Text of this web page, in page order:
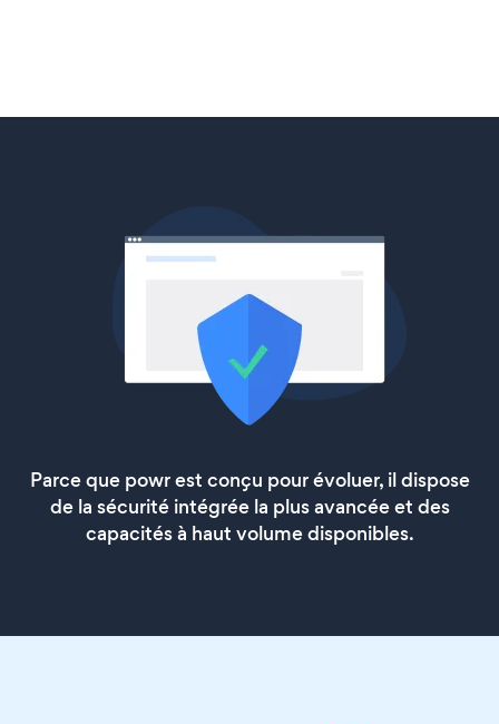
Parce que powr est conçu pour évoluer, il dispose
de la sécurité intégrée la plus avancée et des
capacités à haut volume disponibles.